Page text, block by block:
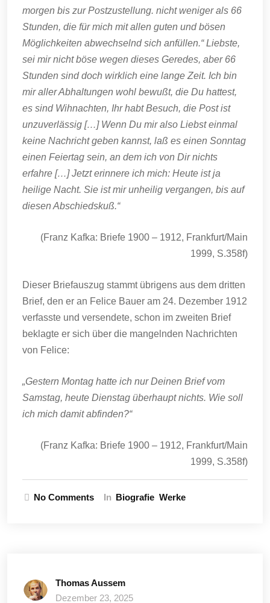
morgen bis zur Postzustellung. nicht weniger als 66
Stunden, die für mich mit allen guten und bösen
Möglichkeiten abwechselnd sich anfüllen.“ Liebste,
sei mir nicht böse wegen dieses Geredes, aber 66
Stunden sind doch wirklich eine lange Zeit. Ich bin
mir aller Abhaltungen wohl bewußt, die Du hattest,
es sind Wihnachten, Ihr habt Besuch, die Post ist
unzuverlässig […] Wenn Du mir also Liebst einmal
keine Nachricht geben kannst, laß es einen Sonntag
einen Feiertag sein, an dem ich von Dir nichts
erfahre […] Jetzt erinnere ich mich: Heute ist ja
heilige Nacht. Sie ist mir unheilig vergangen, bis auf
diesen Abschiedskuß.“
(Franz Kafka: Briefe 1900 – 1912, Frankfurt/Main
1999, S.358f)
Dieser Briefauszug stammt übrigens aus dem dritten
Brief, den er an Felice Bauer am 24. Dezember 1912
verfasste und versendete, schon im zweiten Brief
beklagte er sich über die mangelnden Nachrichten
von Felice:
„Gestern Montag hatte ich nur Deinen Brief vom
Samstag, heute Dienstag überhaupt nichts. Wie soll
ich mich damit abfinden?“
(Franz Kafka: Briefe 1900 – 1912, Frankfurt/Main
1999, S.358f)
No Comments In Biografie Werke
Thomas Aussem
Dezember 23, 2025